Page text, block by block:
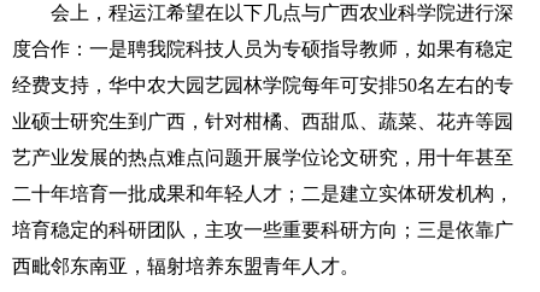
会上，程运江希望在以下几点与广西农业科学院进行深
度合作：一是聘我院科技人员为专硕指导教师，如果有稳定
经费支持，华中农大园艺园林学院每年可安排50名左右的专
业硕士研究生到广西，针对柑橘、西甜瓜、蔬菜、花卉等园
艺产业发展的热点难点问题开展学位论文研究，用十年甚至
二十年培育一批成果和年轻人才；二是建立实体研发机构，
培育稳定的科研团队，主攻一些重要科研方向；三是依靠广
西毗邻东南亚，辐射培养东盟青年人才。